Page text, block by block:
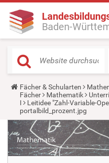
Baden-
Y
o
u
a
r
e
h
e
r
e
Fächer & Schularten
Fächer
Mathematik
I
Leitidee "Zahl-Variable-
portalbild_prozent.jpg